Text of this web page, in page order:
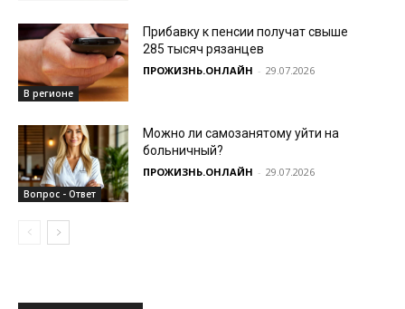
В регионе
Прибавку к пенсии получат свыше
285 тысяч рязанцев
ПРОЖИЗНЬ.ОНЛАЙН - 29.07.2026
Вопрос - Ответ
Можно ли самозанятому уйти на
больничный?
ПРОЖИЗНЬ.ОНЛАЙН - 29.07.2026